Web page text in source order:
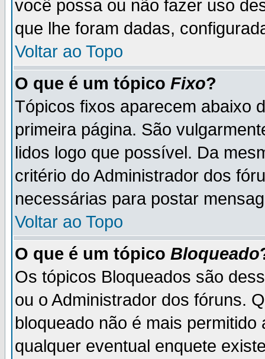
você possa ou não fazer uso
que lhe foram dadas,
Voltar ao Topo
O que é um tópico Fixo?
Tópicos fixos aparecem abaixo
primeira página. São
lidos logo que possível. Da
critério do Administrador dos
necessárias para postar
Voltar ao Topo
O que é um tópico Bloqueado
Os tópicos Bloqueados são
ou o Administrador dos fóruns.
bloqueado não é mais
qualquer eventual enquete